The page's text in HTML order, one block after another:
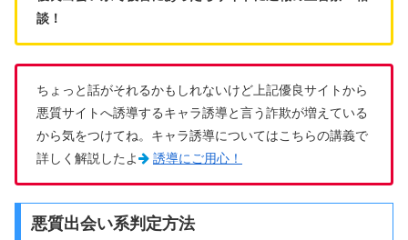
談！
ちょっと話がそれるかもしれないけど上記優良サイトから
悪質サイトへ誘導するキャラ誘導と言う詐欺が増えている
から気をつけてね。キャラ誘導についてはこちらの講義で
詳しく解説したよ
誘導にご用心！
悪質出会い系判定方法